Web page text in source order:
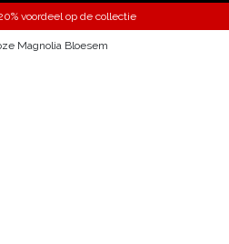
voordeel op de collectie
Magnolia Bloesem